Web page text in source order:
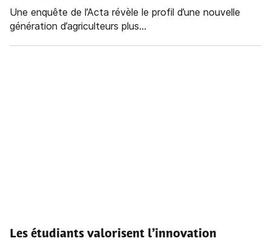
Une enquête de l’Acta révèle le profil d’une nouvelle
génération d’agriculteurs plus...
Les étudiants valorisent l’innovation